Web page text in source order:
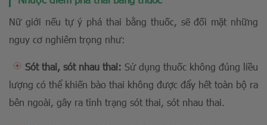
Nữ giới nếu tự ý phá thai bằng thuốc, sẽ đối mặt những
nguy cơ nghiêm trọng như:
Sót thai, sót nhau thai: Sử dụng thuốc không đúng liều
lượng có thể khiến bào thai không được đẩy hết toàn bộ ra
bên ngoài, gây ra tình trạng sót thai, sót nhau thai.